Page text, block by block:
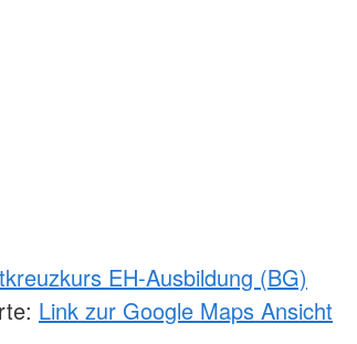
EH-Ausbildung (BG)
Link zur Google Maps Ansicht